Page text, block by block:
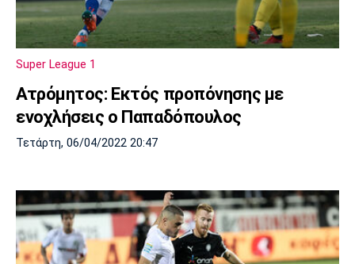
Super League 1
Ατρόμητος: Εκτός προπόνησης με
ενοχλήσεις ο Παπαδόπουλος
Τετάρτη, 06/04/2022 20:47